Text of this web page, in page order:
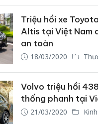
Triệu hồi xe
Altis tại Việt Nam
an toàn
18/03/2020
Volvo triệu hồi
thống phanh tại
21/03/2020